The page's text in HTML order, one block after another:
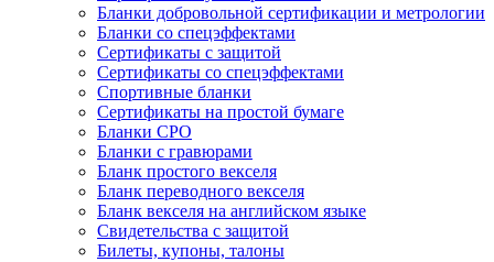
Бланки добровольной сертификации и метрологии
Бланки со спецэффектами
Сертификаты с защитой
Сертификаты со спецэффектами
Спортивные бланки
Cертификаты на простой бумаге
Бланки СРО
Бланки с гравюрами
Бланк простого векселя
Бланк переводного векселя
Бланк векселя на английском языке
Свидетельства с защитой
Билеты, купоны, талоны